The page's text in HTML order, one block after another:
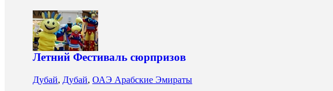
Летний Фестиваль сюрпризов
Дубай, Дубай, ОАЭ Арабские Эмираты